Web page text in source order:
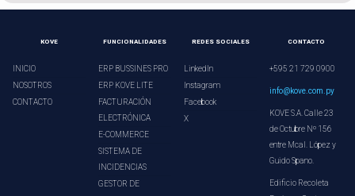
KOVE
INICIO
NOSOTROS
CONTACTO
FUNCIONALIDADES
ERP BUSSINES PRO
ERP KOVE LITE
FACTURACIÓN
ELECTRÓNICA
E-COMMERCE
SISTEMA DE
INCIDENCIAS
GESTOR DE
REDES SOCIALES
LinkedIn
Instagram
Facebook
X
CONTACTO
+595 21 729 0900
info@kove.com.py
KOVE S.A. Calle 23
de Octubre Nº 156
entre Mcal. López y
Guido Spano.
Edificio Recoleta